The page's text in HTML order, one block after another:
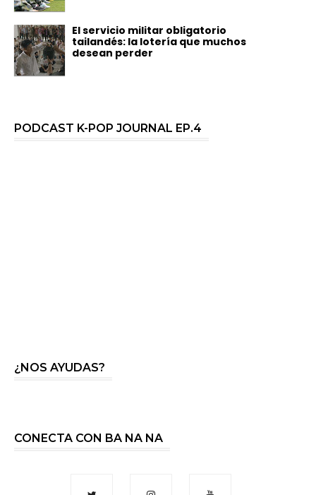
El servicio militar obligatorio
tailandés: la lotería que muchos
desean perder
PODCAST K-POP JOURNAL EP.4
¿NOS AYUDAS?
CONECTA CON BA NA NA